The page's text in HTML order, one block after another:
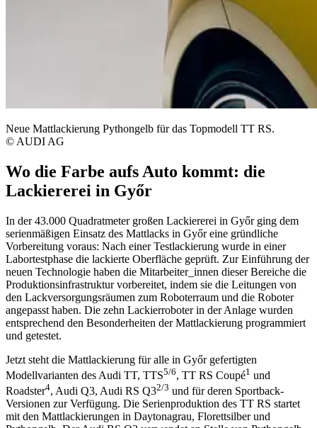
Neue Mattlackierung Pythongelb für das Topmodell TT RS.
© AUDI AG
Wo die Farbe aufs Auto kommt: die
Lackiererei in Győr
In der 43.000 Quadratmeter großen Lackiererei in Győr ging dem
serienmäßigen Einsatz des Mattlacks in Győr eine gründliche
Vorbereitung voraus: Nach einer Testlackierung wurde in einer
Labortestphase die lackierte Oberfläche geprüft. Zur Einführung der
neuen Technologie haben die Mitarbeiter_innen dieser Bereiche die
Produktionsinfrastruktur vorbereitet, indem sie die Leitungen von
den Lackversorgungsräumen zum Roboterraum und die Roboter
angepasst haben. Die zehn Lackierroboter in der Anlage wurden
entsprechend den Besonderheiten der Mattlackierung programmiert
und getestet.
Jetzt steht die Mattlackierung für alle in Győr gefertigten
Modellvarianten des Audi TT, TTS5/6, TT RS Coupé1 und
Roadster4, Audi Q3, Audi RS Q32/3 und für deren Sportback-
Versionen zur Verfügung. Die Serienproduktion des TT RS startet
mit den Mattlackierungen in Daytonagrau, Florettsilber und